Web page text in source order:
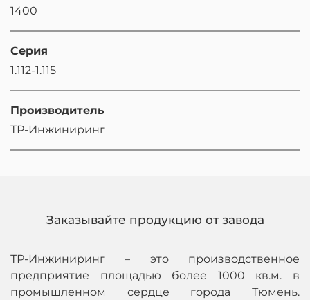
1400
Серия
1.112-1.115
Производитель
ТР-Инжиниринг
Заказывайте продукцию от завода
ТР-Инжиниринг – это производственное
предприятие площадью более 1000 кв.м. в
промышленном сердце города Тюмень.